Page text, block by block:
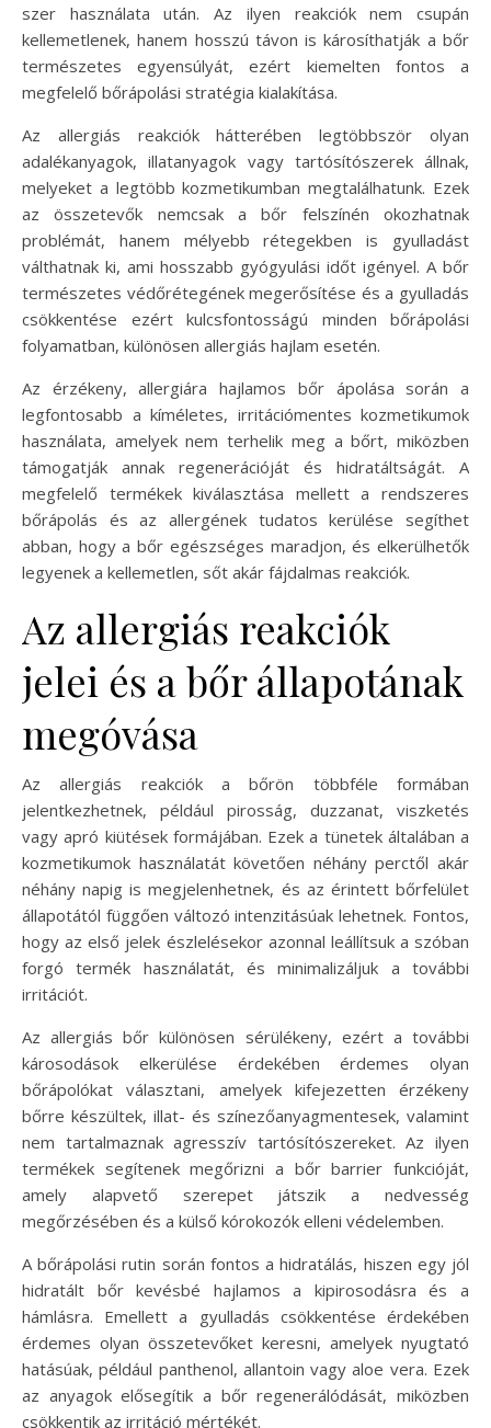
szer használata után. Az ilyen reakciók nem csupán
kellemetlenek, hanem hosszú távon is károsíthatják a bőr
természetes egyensúlyát, ezért kiemelten fontos a
megfelelő bőrápolási stratégia kialakítása.
Az allergiás reakciók hátterében legtöbbször olyan
adalékanyagok, illatanyagok vagy tartósítószerek állnak,
melyeket a legtöbb kozmetikumban megtalálhatunk. Ezek
az összetevők nemcsak a bőr felszínén okozhatnak
problémát, hanem mélyebb rétegekben is gyulladást
válthatnak ki, ami hosszabb gyógyulási időt igényel. A bőr
természetes védőrétegének megerősítése és a gyulladás
csökkentése ezért kulcsfontosságú minden bőrápolási
folyamatban, különösen allergiás hajlam esetén.
Az érzékeny, allergiára hajlamos bőr ápolása során a
legfontosabb a kíméletes, irritációmentes kozmetikumok
használata, amelyek nem terhelik meg a bőrt, miközben
támogatják annak regenerációját és hidratáltságát. A
megfelelő termékek kiválasztása mellett a rendszeres
bőrápolás és az allergének tudatos kerülése segíthet
abban, hogy a bőr egészséges maradjon, és elkerülhetők
legyenek a kellemetlen, sőt akár fájdalmas reakciók.
Az allergiás reakciók
jelei és a bőr állapotának
megóvása
Az allergiás reakciók a bőrön többféle formában
jelentkezhetnek, például pirosság, duzzanat, viszketés
vagy apró kiütések formájában. Ezek a tünetek általában a
kozmetikumok használatát követően néhány perctől akár
néhány napig is megjelenhetnek, és az érintett bőrfelület
állapotától függően változó intenzitásúak lehetnek. Fontos,
hogy az első jelek észlelésekor azonnal leállítsuk a szóban
forgó termék használatát, és minimalizáljuk a további
irritációt.
Az allergiás bőr különösen sérülékeny, ezért a további
károsodások elkerülése érdekében érdemes olyan
bőrápolókat választani, amelyek kifejezetten érzékeny
bőrre készültek, illat- és színezőanyagmentesek, valamint
nem tartalmaznak agresszív tartósítószereket. Az ilyen
termékek segítenek megőrizni a bőr barrier funkcióját,
amely alapvető szerepet játszik a nedvesség
megőrzésében és a külső kórokozók elleni védelemben.
A bőrápolási rutin során fontos a hidratálás, hiszen egy jól
hidratált bőr kevésbé hajlamos a kipirosodásra és a
hámlásra. Emellett a gyulladás csökkentése érdekében
érdemes olyan összetevőket keresni, amelyek nyugtató
hatásúak, például panthenol, allantoin vagy aloe vera. Ezek
az anyagok elősegítik a bőr regenerálódását, miközben
csökkentik az irritáció mértékét.